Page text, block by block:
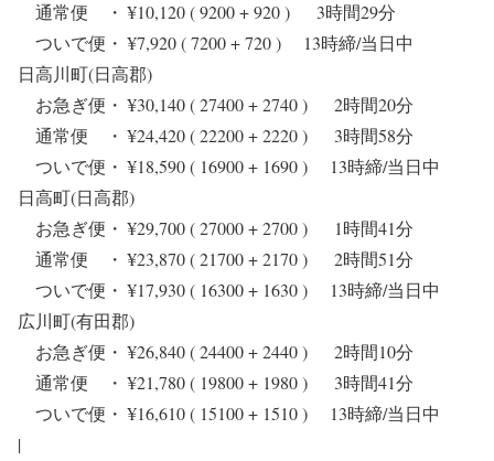
通常便 ・ ¥10,120 ( 9200 + 920 ) 3時間29分
ついで便・ ¥7,920 ( 7200 + 720 ) 13時締/当日中
日高川町(日高郡)
お急ぎ便・ ¥30,140 ( 27400 + 2740 ) 2時間20分
通常便 ・ ¥24,420 ( 22200 + 2220 ) 3時間58分
ついで便・ ¥18,590 ( 16900 + 1690 ) 13時締/当日中
日高町(日高郡)
お急ぎ便・ ¥29,700 ( 27000 + 2700 ) 1時間41分
通常便 ・ ¥23,870 ( 21700 + 2170 ) 2時間51分
ついで便・ ¥17,930 ( 16300 + 1630 ) 13時締/当日中
広川町(有田郡)
お急ぎ便・ ¥26,840 ( 24400 + 2440 ) 2時間10分
通常便 ・ ¥21,780 ( 19800 + 1980 ) 3時間41分
ついで便・ ¥16,610 ( 15100 + 1510 ) 13時締/当日中
|